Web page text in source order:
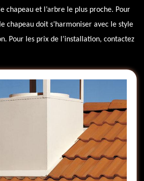
chapeau et l’arbre le plus proche. Pour
chapeau doit s’harmoniser avec le style
Pour les prix de l’installation, contactez